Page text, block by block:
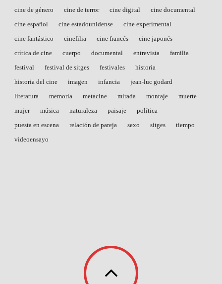
cine de género
cine de terror cine digital
cine documental
cine español
cine estadounidense
cine experimental
cine fantástico
cinefilia cine francés
cine japonés
crítica de cine
cuerpo documental entrevista
familia
festival
festival de sitges festivales
historia
historia del cine
imagen infancia
jean-luc godard
literatura
memoria metacine mirada montaje
muerte
mujer
música naturaleza paisaje
política
puesta en escena
relación de pareja sexo sitges
tiempo
videoensayo